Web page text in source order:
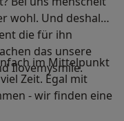
wohl. Und deshalb
die für ihn
das unsere
Ilovemysmile.
im Mittelpunkt
Zeit. Egal mit
- wir finden eine